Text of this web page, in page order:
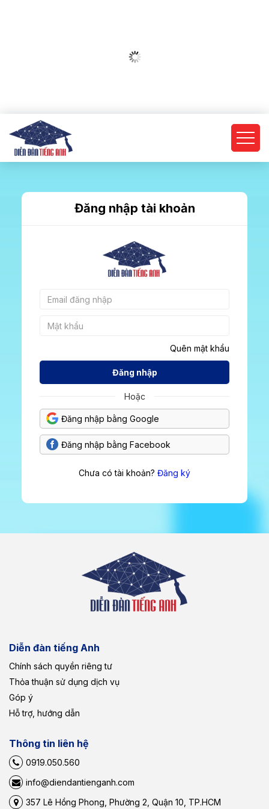
Đăng nhập tài khoản
Quên mật khẩu
Đăng nhập
Hoặc
Đăng nhập bằng Google
Đăng nhập bằng Facebook
Chưa có tài khoản? Đăng ký
Diễn đàn tiếng Anh
Chính sách quyền riêng tư
Thỏa thuận sử dụng dịch vụ
Góp ý
Hỗ trợ, hướng dẫn
Thông tin liên hệ
0919.050.560
info@diendantienganh.com
357 Lê Hồng Phong, Phường 2, Quận 10, TP.HCM